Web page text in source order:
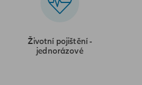
Životní pojištění -
jednorázové